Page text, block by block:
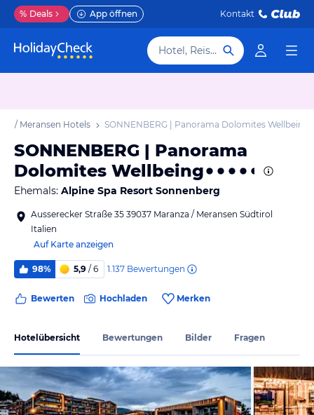
% Deals App öffnen Kontakt
Hotel, Reiseziel
/ Meransen Hotels SONNENBERG | Panorama Dolomites Wellbeing
SONNENBERG | Panorama
Dolomites Wellbeing
Ehemals: Alpine Spa Resort Sonnenberg
Ausserecker Straße 35 39037 Maranza / Meransen Südtirol
Italien
Auf Karte anzeigen
98% 5,9 / 6 1.137 Bewertungen
Bewerten Hochladen Merken
Hotelübersicht Bewertungen Bilder Fragen